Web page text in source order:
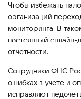
Чтобы избежать
организаций
мониторинга. В
постоянный онлайн-
отчетности.
Сотрудники ФНС
ошибках в учете и
исправляют